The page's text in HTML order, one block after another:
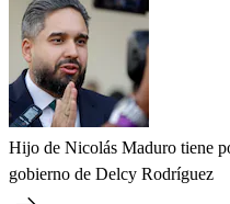
Hijo de Nicolás Maduro tiene
gobierno de Delcy Rodríguez